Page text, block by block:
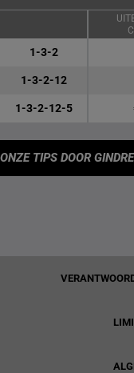
1-3-2
1-3-2-12
1-3-2-12-5
ONZE TIPS DOOR